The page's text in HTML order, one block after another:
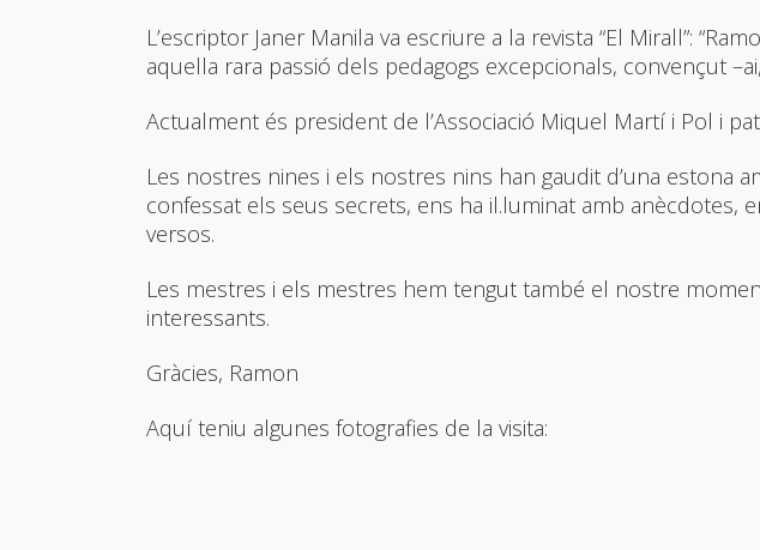
L’escriptor Janer Manila va escriure a la revista “El Mirall”:
aquella rara passió dels pedagogs excepcionals, convençut
Actualment és president de l’Associació Miquel Martí i Pol i
Les nostres nines i els nostres nins han gaudit d’una estona
confessat els seus secrets, ens ha il.luminat amb anècdotes,
versos.
Les mestres i els mestres hem tengut també el nostre
interessants.
Gràcies, Ramon
Aquí teniu algunes fotografies de la visita: